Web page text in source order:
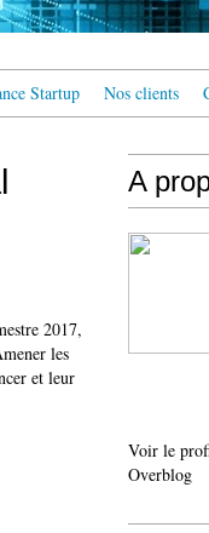
Startup Nos clients
2017,
les
et leur
A
Voir le
Overblog